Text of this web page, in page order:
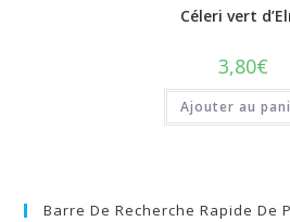
Céleri vert
3,80€
Ajouter au
Barre De Recherche Rapide De